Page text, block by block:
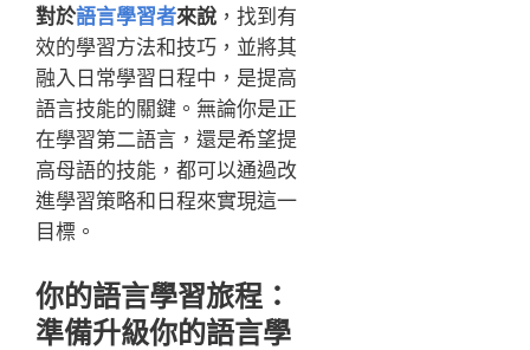
對於語言學習者來說 ，找到有
效的學習方法和技巧，並將其
融入日常學習日程中，是提高
語言技能的關鍵。無論你是正
在學習第二語言，還是希望提
高母語的技能，都可以通過改
進學習策略和日程來實現這一
目標。
你的語言學習旅程：
準備升級你的語言學